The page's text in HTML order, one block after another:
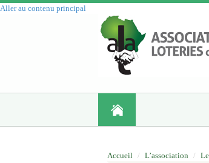
Aller au contenu principal
Accueil L’association